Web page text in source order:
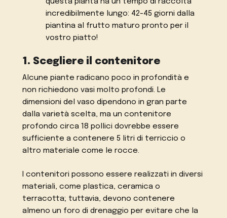
questa pianta ha un tempo di raccolta
incredibilmente lungo: 42-45 giorni dalla
piantina al frutto maturo pronto per il
vostro piatto!
1. Scegliere il contenitore
Alcune piante radicano poco in profondità e
non richiedono vasi molto profondi. Le
dimensioni del vaso dipendono in gran parte
dalla varietà scelta, ma un contenitore
profondo circa 18 pollici dovrebbe essere
sufficiente a contenere 5 litri di terriccio o
altro materiale come le rocce.
I contenitori possono essere realizzati in diversi
materiali, come plastica, ceramica o
terracotta; tuttavia, devono contenere
almeno un foro di drenaggio per evitare che la